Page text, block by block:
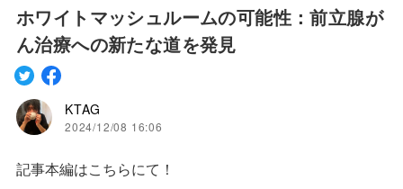
ホワイトマッシュルームの可能性：前立腺が
ん治療への新たな道を発見
KTAG
2024/12/08 16:06
記事本編はこちらにて！